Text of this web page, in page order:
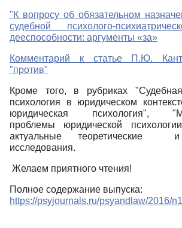
"К вопросу об обязательном
судебной психолого-
дееспособности: аргументы «за»
Комментарий к статье П.Ю.
"против"
Кроме того, в рубриках
психология в юридическом
юридическая психология",
проблемы юридической
актуальные теоретические и
исследования.
Желаем приятного чтения!
Полное содержание выпуска:
https://psyjournals.ru/psyandlaw/2016/